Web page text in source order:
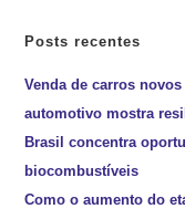
Posts recentes
Venda de carros
automotivo mostra
Brasil concentra
biocombustíveis
Como o aumento do